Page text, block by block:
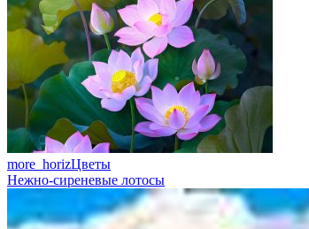
more_horizЦветы
Нежно-сиреневые лотосы